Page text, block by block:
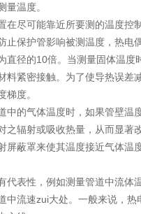
量温度。
在尽可能靠近所要测的温度控
止保护管影响被测温度，热电
直径的10倍。当测量固体温度
料紧密接触。为了使导热误差
梯度。
中的气体温度时，如果管壁温
之辐射或吸收热量，从而显著
屏蔽罩来使其温度接近气体温
代表性，例如测量管道中流体
中流速zui大处。一般来说，热